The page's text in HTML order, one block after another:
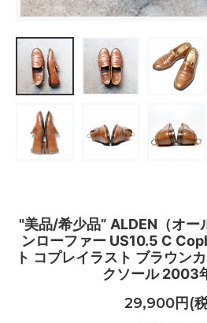
"美品/希少品” ALDEN（オ
ンローファー US10.5 C
ト コプレイラスト ブラウン
クソール 2003
29,900円(